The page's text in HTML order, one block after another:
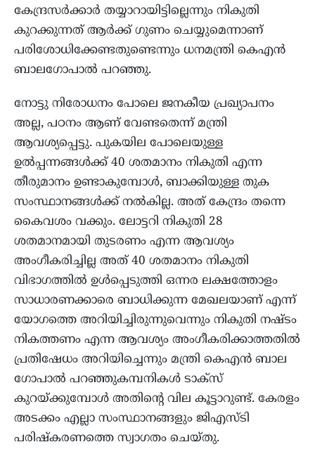
കേന്ദ്രസർക്കാർ തയ്യാറായിട്ടില്ലെന്നും നികുതി
കുറക്കുന്നത് ആർക്ക് ഗുണം ചെയ്യുമെന്നാണ്
പരിശോധിക്കേണ്ടതുണ്ടെന്നും ധനമന്ത്രി കെഎൻ
ബാലഗോപാൽ പറഞ്ഞു.
നോട്ടു നിരോധനം പോലെ ജനകീയ പ്രഖ്യാപനം
അല്ല, പഠനം ആണ് വേണ്ടതെന്ന് മന്ത്രി
ആവശ്യപ്പെട്ടു. പുകയില പോലെയുള്ള
ഉൽപ്പന്നങ്ങൾക്ക് 40 ശതമാനം നികുതി എന്ന
തീരുമാനം ഉണ്ടാകുമ്പോൾ, ബാക്കിയുള്ള തുക
സംസ്ഥാനങ്ങൾക്ക് നൽകില്ല. അത് കേന്ദ്രം തന്നെ
കൈവശം വക്കും. ലോട്ടറി നികുതി 28
ശതമാനമായി തുടരണം എന്ന ആവശ്യം
അംഗീകരിച്ചില്ല അത് 40 ശതമാനം നികുതി
വിഭാഗത്തിൽ ഉൾപ്പെടുത്തി ഒന്നര ലക്ഷത്തോളം
സാധാരണക്കാരെ ബാധിക്കുന്ന മേഖലയാണ് എന്ന്
യോഗത്തെ അറിയിച്ചിരുന്നുവെന്നും നികുതി നഷ്ടം
നികത്തണം എന്ന ആവശ്യം അംഗീകരിക്കാത്തതിൽ
പ്രതിഷേധം അറിയിച്ചെന്നും മന്ത്രി കെഎൻ ബാല​
ഗോപാൽ പറഞ്ഞുകമ്പനികൾ ടാക്സ്
കുറയ്ക്കുമ്പോൾ അതിന്റെ വില കൂട്ടാറുണ്ട്. കേരളം
അടക്കം എല്ലാ സംസ്ഥാനങ്ങളും ജിഎസ്ടി
പരിഷ്കരണത്തെ സ്വാഗതം ചെയ്തു.